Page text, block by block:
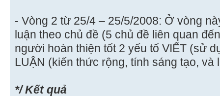
- Vòng 2 từ 25/4 – 25/5/2008: Ở vòng
luận theo chủ đề (5 chủ đề liên quan
người hoàn thiện tốt 2 yếu tố VIẾT (sử
LUẬN (kiến thức rộng, tính sáng tạo, và
*/ Kết quả